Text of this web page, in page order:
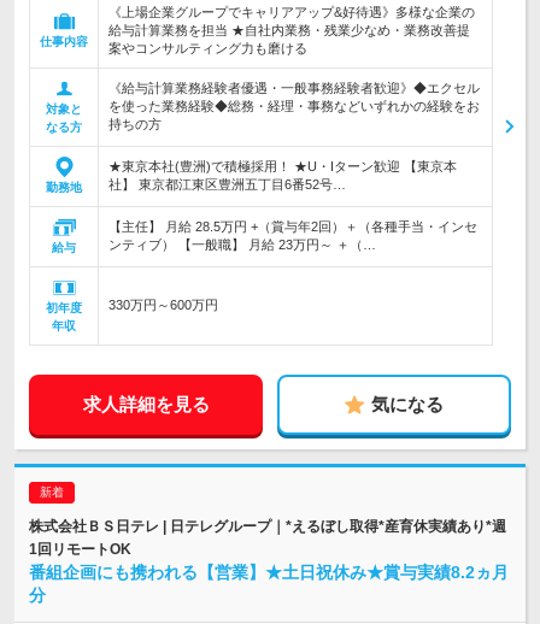
仕事内容
《上場企業グループでキャリアアップ&好待遇》多様な企業の
給与計算業務を担当 ★自社内業務・残業少なめ・業務改善提
案やコンサルティング力も磨ける
対象と
なる方
《給与計算業務経験者優遇・一般事務経験者歓迎》◆エクセル
を使った業務経験◆総務・経理・事務などいずれかの経験をお
持ちの方
勤務地
★東京本社(豊洲)で積極採用！ ★U・Iターン歓迎 【東京本
社】 東京都江東区豊洲五丁目6番52号…
給与
【主任】 月給 28.5万円 +（賞与年2回）＋（各種手当・インセ
ンティブ） 【一般職】 月給 23万円～ ＋（…
初年度
年収
330万円～600万円
求人詳細を見る 気になる
株式会社ＢＳ日テレ | 日テレグループ｜*えるぼし取得*産育休実績あり*週
1回リモートOK
番組企画にも携われる【営業】★土日祝休み★賞与実績8.2ヵ月
分